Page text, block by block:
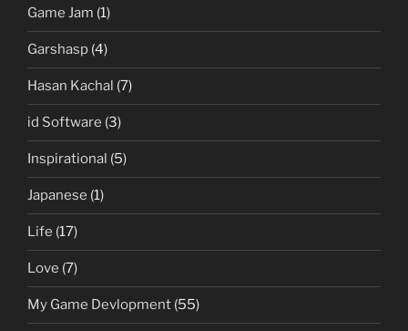
Game Jam (1)
Garshasp (4)
Hasan Kachal (7)
id Software (3)
Inspirational (5)
Japanese (1)
Life (17)
Love (7)
My Game Devlopment (55)